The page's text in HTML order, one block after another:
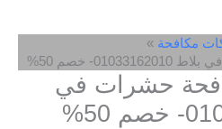
مكافحة
خصم 50%
حشرات في